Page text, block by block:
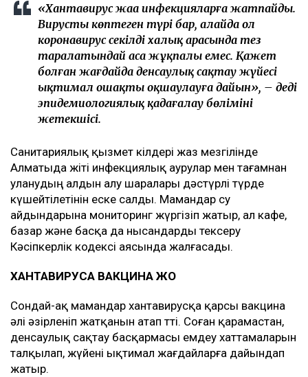
«Хантавирус жаңа инфекцияларға жатпайды.
Вирустың көптеген түрі бар, алайда ол
коронавирус секілді халық арасында тез
таралатындай аса жұқпалы емес. Қажет
болған жағдайда денсаулық сақтау жүйесі
ықтимал ошақты оқшаулауға дайын», – деді
эпидемиологиялық қадағалау бөлімінің
жетекшісі.
Санитариялық қызмет өкілдері жаз мезгілінде
Алматыда жіті инфекциялық аурулар мен тағамнан
уланудың алдын алу шаралары дәстүрлі түрде
күшейтілетінін еске салды. Мамандар су
айдындарына мониторинг жүргізіп жатыр, ал кафе,
базар және басқа да нысандарды тексеру
Кәсіпкерлік кодексі аясында жалғасады.
ХАНТАВИРУСҚА ВАКЦИНА ЖОҚ
Сондай-ақ мамандар хантавирусқа қарсы вакцина
әлі әзірленіп жатқанын атап өтті. Соған қарамастан,
денсаулық сақтау басқармасы емдеу хаттамаларын
талқылап, жүйені ықтимал жағдайларға дайындап
жатыр.